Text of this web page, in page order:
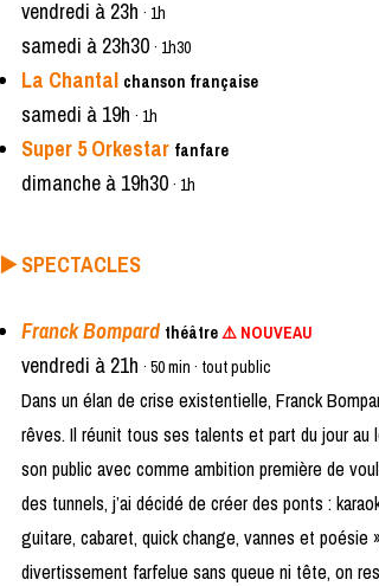
vendredi à 23h· 1h
samedi à 23h30· 1h30
La Chantal chanson française
samedi à 19h· 1h
Super 5 Orkestar fanfare
dimanche à 19h30· 1h
▶️ SPECTACLES
Franck Bompard théâtre⚠️ NOUVEAU
vendredi à 21h· 50 min · tout public
Dans un élan de crise existentielle, Franck
rêves. Il réunit tous ses talents et part du jour au
son public avec comme ambition première de
des tunnels, j’ai décidé de créer des ponts :
guitare, cabaret, quick change, vannes et
divertissement farfelue sans queue ni tête, on